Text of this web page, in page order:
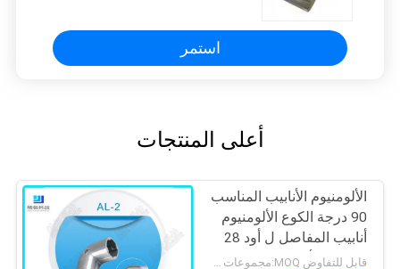
استمر
أعلى المنتجات
الألومنيوم الأنابيب المناسب
90 درجة الكوع الألومنيوم
أنابيب المفاصل ل أود 28
ملليمتر الأنابيب